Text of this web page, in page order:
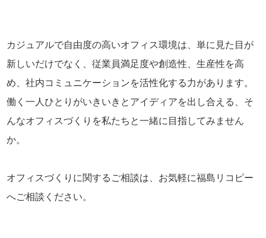
カジュアルで自由度の高いオフィス環境は、単に見た目が
新しいだけでなく、従業員満足度や創造性、生産性を高
め、社内コミュニケーションを活性化する力があります。
働く一人ひとりがいきいきとアイディアを出し合える、そ
んなオフィスづくりを私たちと一緒に目指してみません
か。
オフィスづくりに関するご相談は、お気軽に福島リコピー
へご相談ください。